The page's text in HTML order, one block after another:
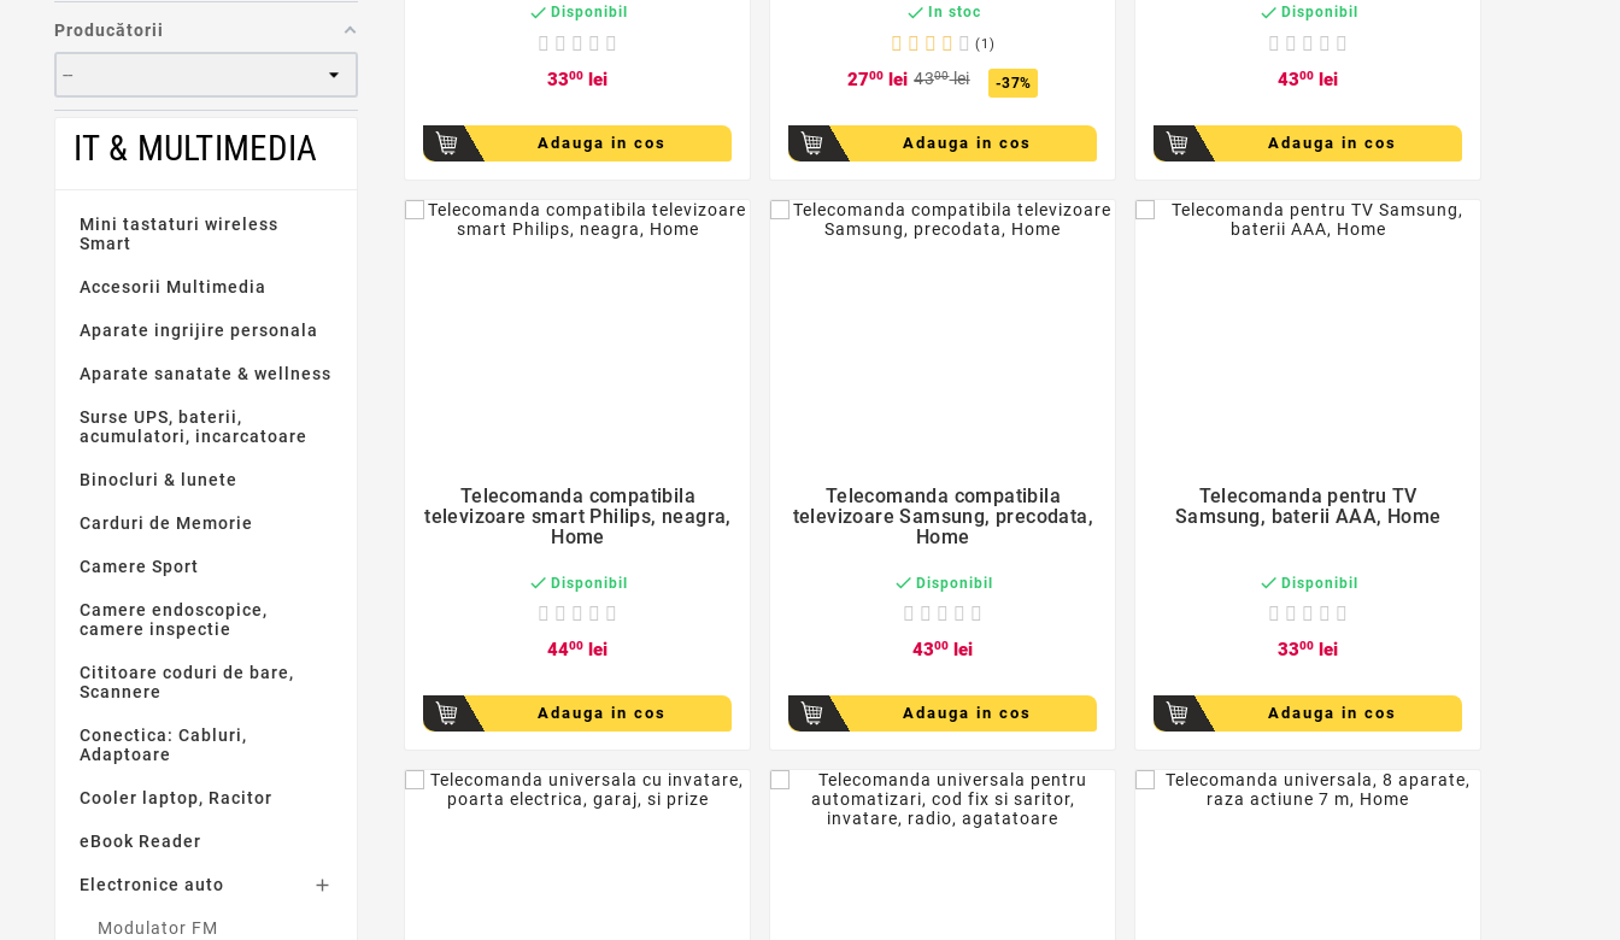
Producătorii
IT & MULTIMEDIA
Mini tastaturi wireless
Smart
Accesorii Multimedia
Aparate ingrijire personala
Aparate sanatate & wellness
Surse UPS, baterii,
acumulatori, incarcatoare
Binocluri & lunete
Carduri de Memorie
Camere Sport
Camere endoscopice,
camere inspectie
Cititoare coduri de bare,
Scannere
Conectica: Cabluri,
Adaptoare
Cooler laptop, Racitor
eBook Reader
Electronice auto 
Modulator FM
 Disponibil
3300 lei
Adauga in cos
 In stoc
(1)
2700 lei 4300lei -37%
Adauga in cos
 Disponibil
4300 lei
Adauga in cos

Telecomanda compatibila
televizoare smart Philips, neagra,
Home
 Disponibil
4400 lei
Adauga in cos

Telecomanda compatibila
televizoare Samsung, precodata,
Home
 Disponibil
4300 lei
Adauga in cos

Telecomanda pentru TV
Samsung, baterii AAA, Home
 Disponibil
3300 lei
Adauga in cos